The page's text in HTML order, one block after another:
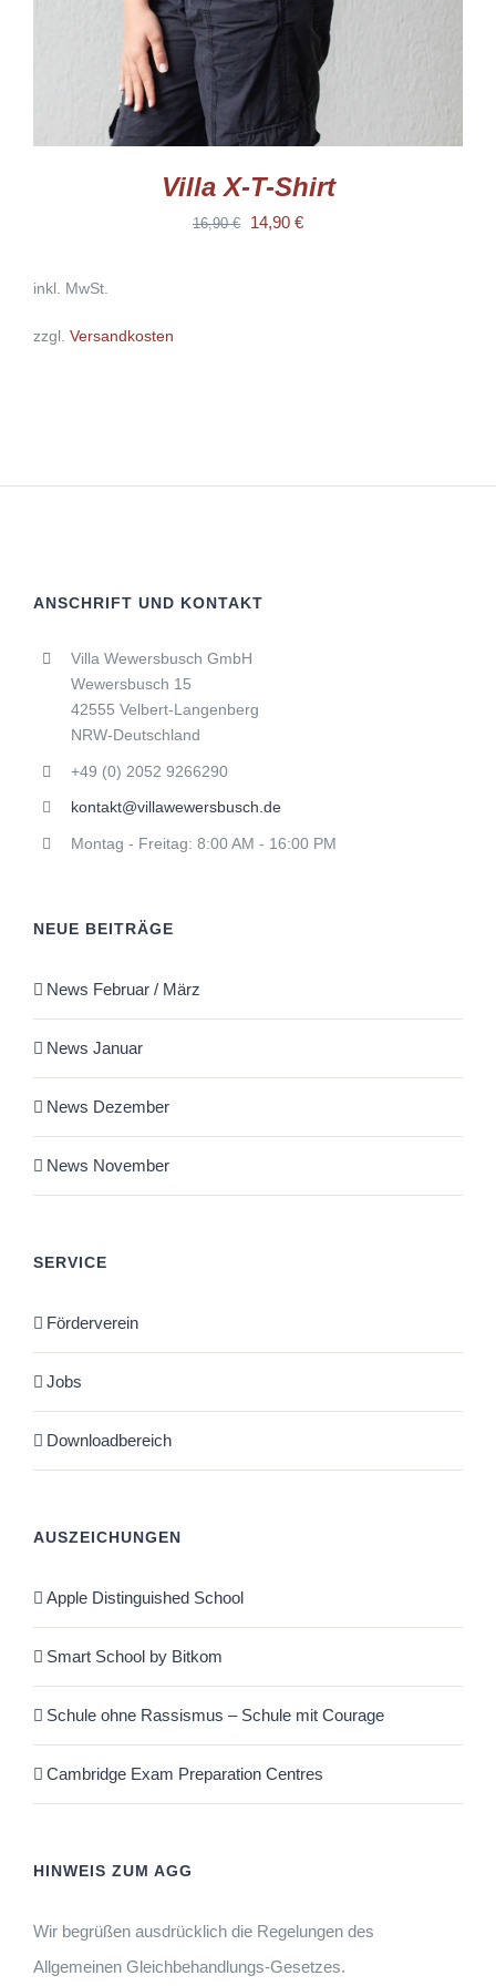
PRODUKTSEITE
GEWÄHLT
WERDEN
Villa X-T-Shirt
16,90€
Ursprünglicher
14,90 €Aktueller
inkl. MwSt.
zzgl. Versandkosten
ANSCHRIFT UND KONTAKT
Villa Wewersbusch GmbH
Wewersbusch 15
42555 Velbert-Langenberg
NRW-Deutschland
+49 (0) 2052 9266290
kontakt@villawewersbusch.de
Montag - Freitag: 8:00 AM - 16:00 PM
NEUE BEITRÄGE
News Februar / März
News Januar
News Dezember
News November
SERVICE
Förderverein
Jobs
Downloadbereich
AUSZEICHUNGEN
Apple Distinguished School
Smart School by Bitkom
Schule ohne Rassismus – Schule mit Courage
Cambridge Exam Preparation Centres
HINWEIS ZUM AGG
Wir begrüßen ausdrücklich die Regelungen des
Allgemeinen Gleichbehandlungs-Gesetzes.